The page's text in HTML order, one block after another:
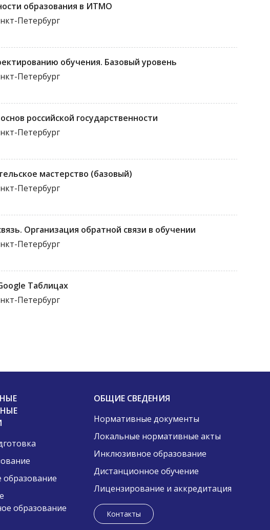
образования в ИТМО
Петербург
обучения. Базовый уровень
Петербург
российской государственности
Петербург
мастерство (базовый)
Петербург
Организация обратной связи в обучении
Петербург
Таблицах
Петербург
образование
ОБЩИЕ СВЕДЕНИЯ
Нормативные документы
Локальные нормативные акты
Инклюзивное образование
Дистанционное обучение
Лицензирование и аккредитация
Контакты